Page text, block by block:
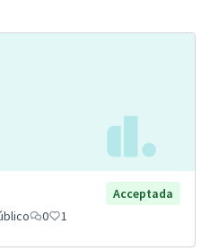
Acceptada
0 1